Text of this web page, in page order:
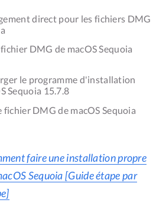
direct pour les fichiers DMG
DMG de macOS Sequoia
le programme d'installation
Sequoia 15.7.8
fichier DMG de macOS Sequoia
faire une installation propre
Sequoia [Guide étape par